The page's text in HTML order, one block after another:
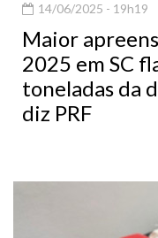
14/06/2025 - 19h19
Maior
2025 em SC
toneladas da
diz PRF